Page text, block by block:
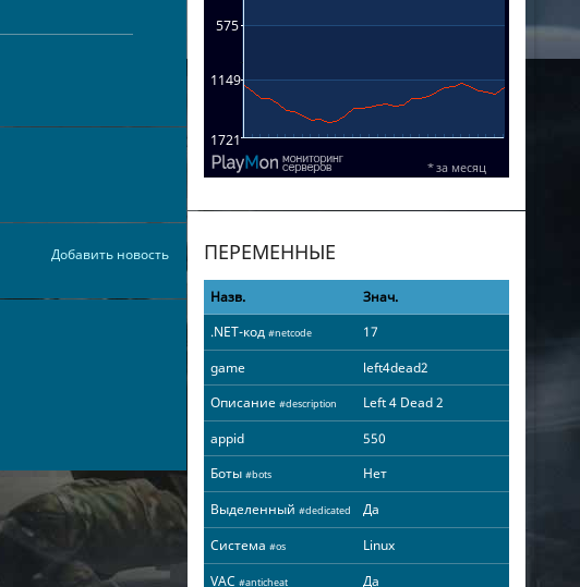
Добавить новость ПЕРЕМЕННЫЕ
Назв.
Знач.
.NET-код #netcode
17
game
left4dead2
Описание #description
Left 4 Dead 2
appid
550
Боты #bots
Нет
Выделенный #dedicated
Да
Система #os
Linux
VAC #anticheat
Да